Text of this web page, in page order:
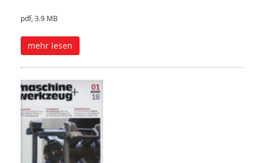
pdf, 3.9 MB
mehr lesen